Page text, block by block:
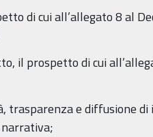
di cui all’allegato 8 al
il prospetto di cui
e diffusione